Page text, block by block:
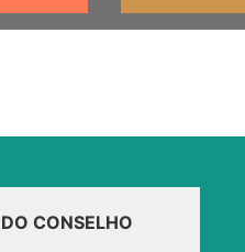
CONSELHO